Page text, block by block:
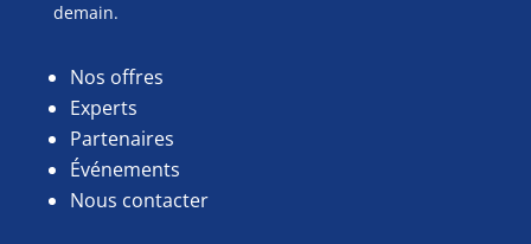
demain.
Nos offres
Experts
Partenaires
Événements
Nous contacter